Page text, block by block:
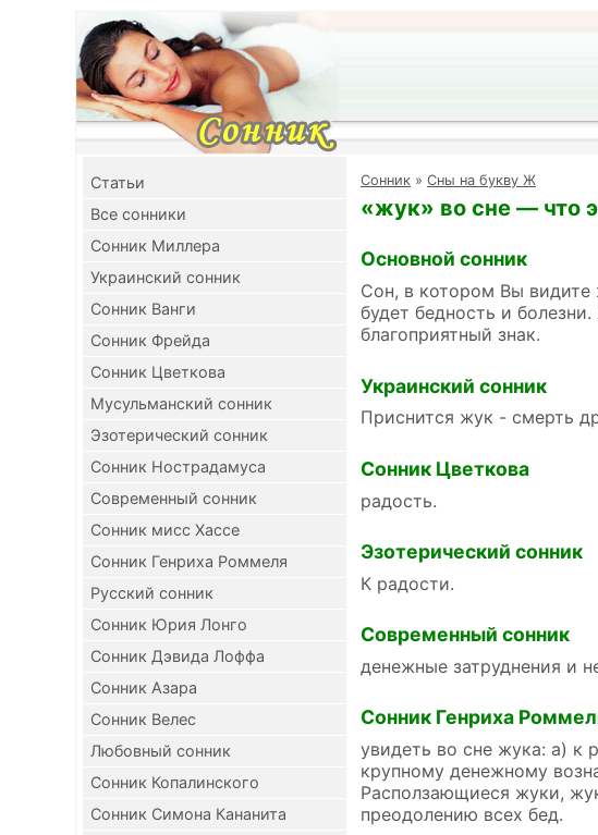
Cтатьи
Все сонники
Сонник Миллера
Украинский сонник
Сонник Ванги
Сонник Фрейда
Сонник Цветкова
Мусульманский сонник
Эзотерический сонник
Сонник Нострадамуса
Современный сонник
Сонник мисс Хассе
Сонник Генриха Роммеля
Русский сонник
Сонник Юрия Лонго
Сонник Дэвида Лоффа
Сонник Азара
Сонник Велес
Любовный сонник
Сонник Копалинского
Сонник Симона Кананита
Cонник » Сны на букву Ж
«жук» во сне — что
Основной сонник
Сон, в котором Вы видите
будет бедность и
благоприятный знак.
Украинский сонник
Приснится жук - смерть
Сонник Цветкова
радость.
Эзотерический сонник
К радости.
Современный сонник
денежные затруднения и
Сонник Генриха
увидеть во сне жука: а) к
крупному денежному
Расползающиеся жуки,
преодолению всех бед.